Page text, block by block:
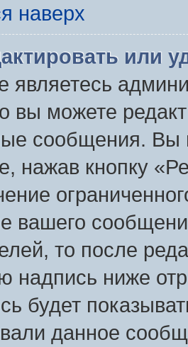
наверх
или
являетесь
вы можете
сообщения. Вы
нажав кнопку
вашего
то после
надпись ниже
будет
данное